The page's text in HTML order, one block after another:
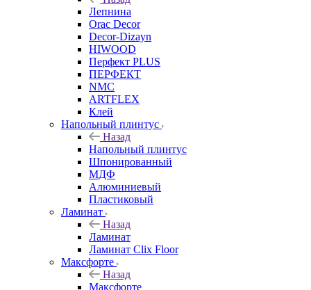
Лепнина
Orac Decor
Decor-Dizayn
HIWOOD
Перфект PLUS
ПЕРФЕКТ
NMC
ARTFLEX
Клей
Напольный плинтус
Назад
Напольный плинтус
Шпонированный
МДФ
Алюминиевый
Пластиковый
Ламинат
Назад
Ламинат
Ламинат Clix Floor
Максфорте
Назад
Максфорте